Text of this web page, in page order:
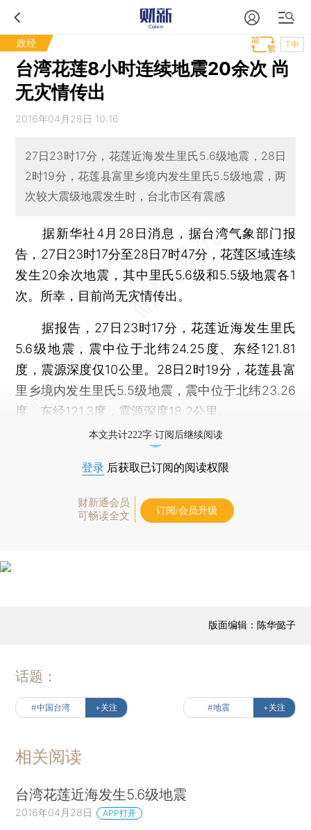
政经 T中
台湾花莲8小时连续地震20余次 尚
无灾情传出
2016年04月28日 10:16
27日23时17分，花莲近海发生里氏5.6级地震，28日
2时19分，花莲县富里乡境内发生里氏5.5级地震，两
次较大震级地震发生时，台北市区有震感
据新华社4月28日消息，据台湾气象部门报
告，27日23时17分至28日7时47分，花莲区域连续
发生20余次地震，其中里氏5.6级和5.5级地震各1
次。所幸，目前尚无灾情传出。
据报告，27日23时17分，花莲近海发生里氏
5.6级地震，震中位于北纬24.25度、东经121.81
度，震源深度仅10公里。28日2时19分，花莲县富
里乡境内发生里氏5.5级地震，震中位于北纬23.26
度、东经121.3度，震源深度18.2公里。
本文共计222字 订阅后继续阅读
登录 后获取已订阅的阅读权限
财新通会员
可畅读全文
订阅/会员升级
版面编辑：陈华懿子
话题：
#中国台湾 +关注 #地震 +关注
相关阅读
台湾花莲近海发生5.6级地震
2016年04月28日 APP打开